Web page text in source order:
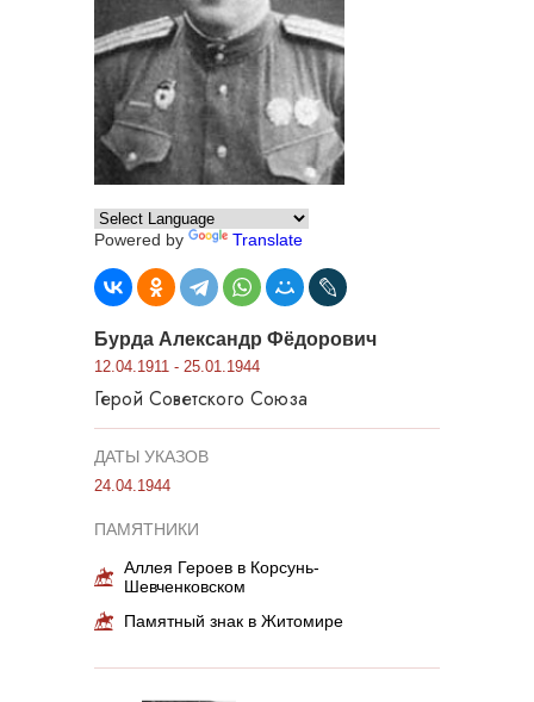
Powered by Translate
Бурда Александр Фёдорович
12.04.1911 - 25.01.1944
Герой Советского Союза
ДАТЫ УКАЗОВ
24.04.1944
ПАМЯТНИКИ
Аллея Героев в Корсунь-
Шевченковском
Памятный знак в Житомире